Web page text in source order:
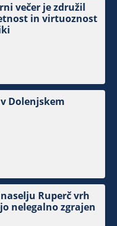
večer je združil
in virtuoznost
Dolenjskem
Ruperč vrh
nelegalno zgrajen